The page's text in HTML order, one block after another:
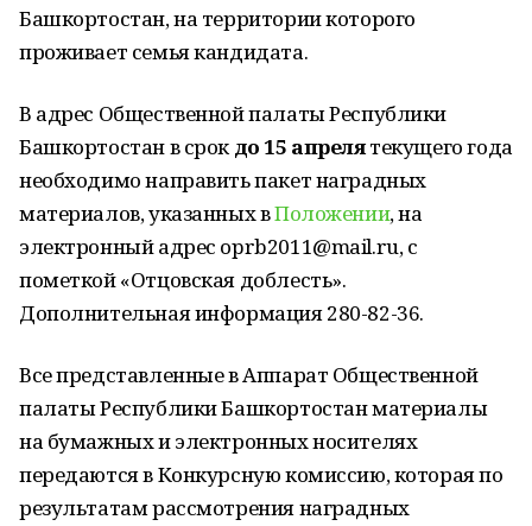
Башкортостан, на территории которого
проживает семья кандидата.
В адрес Общественной палаты Республики
Башкортостан в срок до 15 апрелятекущего года
необходимо направить пакет наградных
материалов, указанных вПоложении, на
электронный адрес oprb2011@mail.ru, с
пометкой «Отцовская доблесть».
Дополнительная информация 280-82-36.
Все представленные в Аппарат Общественной
палаты Республики Башкортостан материалы
на бумажных и электронных носителях
передаются в Конкурсную комиссию, которая по
результатам рассмотрения наградных